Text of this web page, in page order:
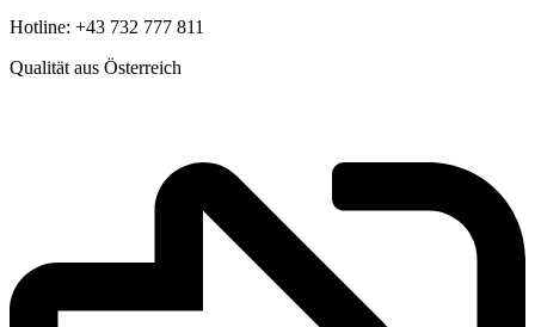
Hotline: +43 732 777 811
Qualität aus Österreich